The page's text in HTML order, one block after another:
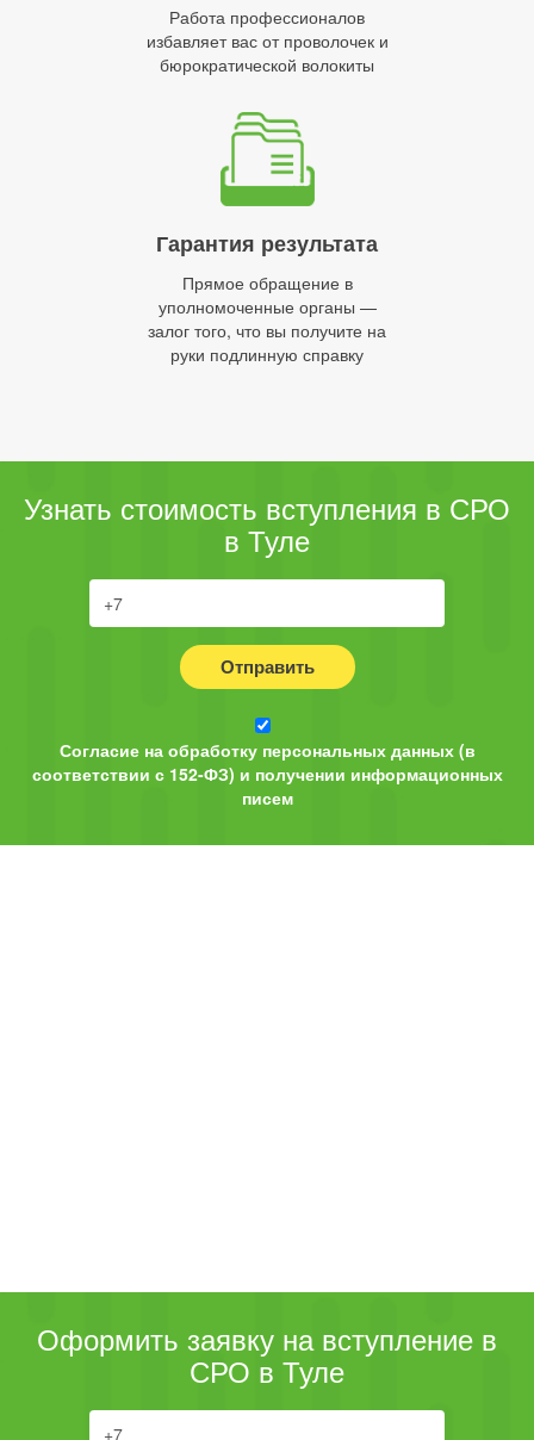
Работа профессионалов
избавляет вас от проволочек и
бюрократической волокиты
Гарантия результата
Прямое обращение в
уполномоченные органы —
залог того, что вы получите на
руки подлинную справку
Узнать стоимость вступления в СРО
в Туле
Отправить
Согласие на обработку персональных данных (в
соответствии с 152-ФЗ) и получении информационных
писем
Оформить заявку на вступление в
СРО в Туле